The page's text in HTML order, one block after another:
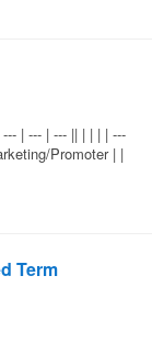
| --- | --- || | | | | ---
Promoter | |
Term